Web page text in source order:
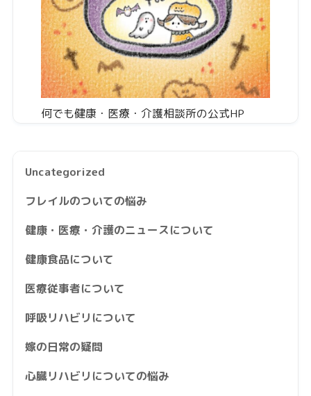
何でも健康・医療・介護相談所の公式HP
Uncategorized
フレイルのついての悩み
健康・医療・介護のニュースについて
健康食品について
医療従事者について
呼吸リハビリについて
嫁の日常の疑問
心臓リハビリについての悩み